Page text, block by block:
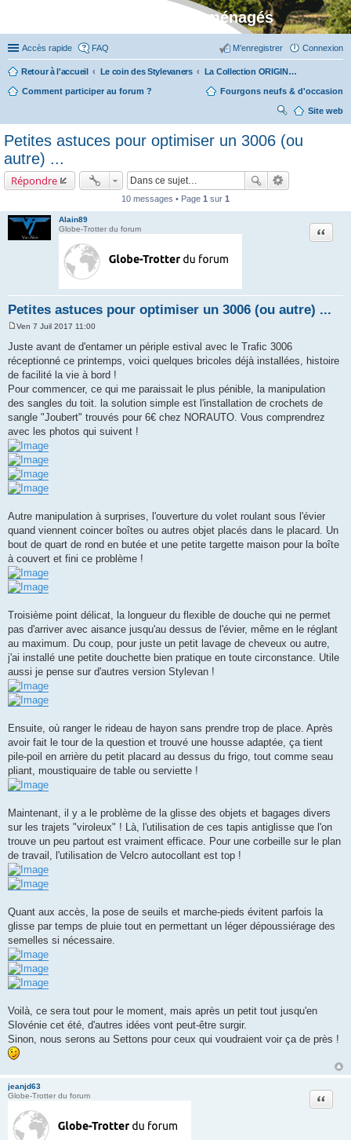
Stylevan - Vans aménagés
Accès rapide FAQ Connexion
M’enregistrer
Retour à l'accueil Le coin des Stylevaners La Collection ORIGIN (fabriquée dans notre atelier à Auxerre)
Comment participer au forum ? Fourgons neufs & d'occasion
Site web
her
er
Petites astuces pour optimiser un 3006 (ou
autre) ...
Répondre
10 messages • Page 1 sur 1
Alain89
Globe-Trotter du forum
Petites astuces pour optimiser un 3006 (ou autre) ...
Citation
s
s
g
e
Ven 7 Juil 2017 11:00
Juste avant de d'entamer un périple estival avec le Trafic 3006
réceptionné ce printemps, voici quelques bricoles déjà installées, histoire
de facilité la vie à bord !
Pour commencer, ce qui me paraissait le plus pénible, la manipulation
des sangles du toit. la solution simple est l'installation de crochets de
sangle "Joubert" trouvés pour 6€ chez NORAUTO. Vous comprendrez
avec les photos qui suivent !
Autre manipulation à surprises, l'ouverture du volet roulant sous l'évier
quand viennent coincer boîtes ou autres objet placés dans le placard. Un
bout de quart de rond en butée et une petite targette maison pour la boîte
à couvert et fini ce problème !
Troisième point délicat, la longueur du flexible de douche qui ne permet
pas d'arriver avec aisance jusqu'au dessus de l'évier, même en le réglant
au maximum. Du coup, pour juste un petit lavage de cheveux ou autre,
j'ai installé une petite douchette bien pratique en toute circonstance. Utile
aussi je pense sur d'autres version Stylevan !
Ensuite, où ranger le rideau de hayon sans prendre trop de place. Après
avoir fait le tour de la question et trouvé une housse adaptée, ça tient
pile-poil en arrière du petit placard au dessus du frigo, tout comme seau
pliant, moustiquaire de table ou serviette !
Maintenant, il y a le problème de la glisse des objets et bagages divers
sur les trajets "viroleux" ! Là, l'utilisation de ces tapis antiglisse que l'on
trouve un peu partout est vraiment efficace. Pour une corbeille sur le plan
de travail, l'utilisation de Velcro autocollant est top !
Quant aux accès, la pose de seuils et marche-pieds évitent parfois la
glisse par temps de pluie tout en permettant un léger dépoussiérage des
semelles si nécessaire.
Voilà, ce sera tout pour le moment, mais après un petit tout jusqu'en
Slovénie cet été, d'autres idées vont peut-être surgir.
Sinon, nous serons au Settons pour ceux qui voudraient voir ça de près !
jeanjd63
Globe-Trotter du forum
Citation